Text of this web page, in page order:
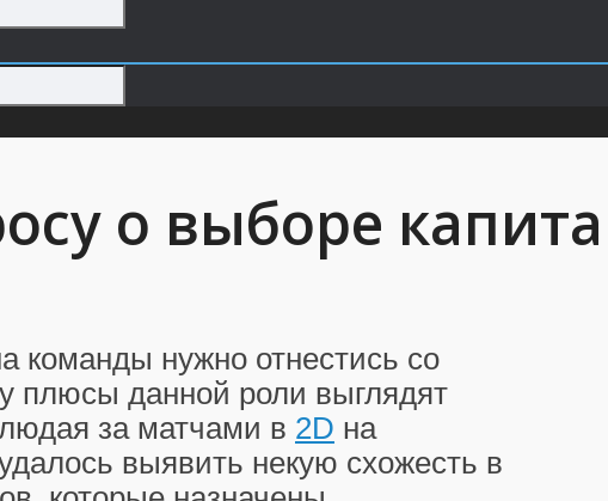
о выборе
команды нужно отнестись со
плюсы данной роли выглядят
за матчами в 2D на
выявить некую схожесть в